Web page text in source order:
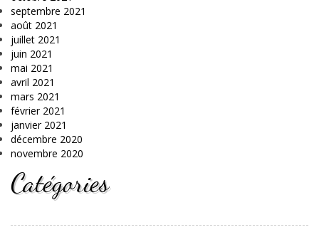
septembre 2021
août 2021
juillet 2021
juin 2021
mai 2021
avril 2021
mars 2021
février 2021
janvier 2021
décembre 2020
novembre 2020
Catégories